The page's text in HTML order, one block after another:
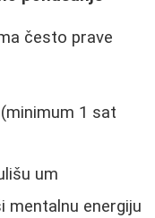
često prave
1 sat
um
mentalnu energiju